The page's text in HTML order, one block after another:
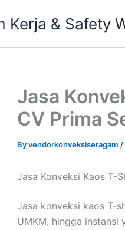
Kerja & Safety
Jasa
CV Prima
Byvendorkonveksiseragam /
Jasa Konveksi Kaos T-
Jasa konveksi kaos T-
UMKM, hingga instansi